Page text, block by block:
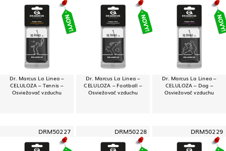
Dr. Marcus La Linea –
CELULOZA – Tennis –
Osviežovač vzduchu
Dr. Marcus La Linea –
CELULOZA – Football –
Osviežovač vzduchu
Dr. Marcus La Linea –
CELULOZA – Dog –
Osviežovač vzduchu
DRM50227 DRM50228 DRM50229